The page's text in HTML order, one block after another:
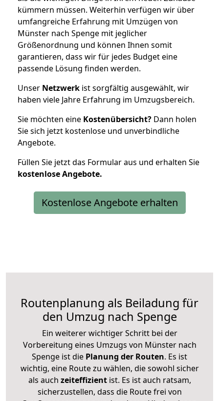
kümmern müssen. Weiterhin verfügen wir über
umfangreiche Erfahrung mit Umzügen von
Münster nach Spenge mit jeglicher
Größenordnung und können Ihnen somit
garantieren, dass wir für jedes Budget eine
passende Lösung finden werden.
Unser Netzwerk ist sorgfältig ausgewählt, wir
haben viele Jahre Erfahrung im Umzugsbereich.
Sie möchten eine Kostenübersicht? Dann holen
Sie sich jetzt kostenlose und unverbindliche
Angebote.
Füllen Sie jetzt das Formular aus und erhalten Sie
kostenloseAngebote.
Kostenlose Angebote erhalten
Routenplanung als Beiladung für
den Umzug nach Spenge
Ein weiterer wichtiger Schritt bei der
Vorbereitung eines Umzugs von Münster nach
Spenge ist die Planung der Routen. Es ist
wichtig, eine Route zu wählen, die sowohl sicher
als auch zeiteffizientist. Es ist auch ratsam,
sicherzustellen, dass die Route frei von